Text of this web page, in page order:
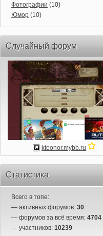
Фотографии (10)
Юмор (10)
Случайный форум
kteonor.mybb.ru
Статистика
Всего в топе:
— активных форумов: 30
— форумов за всё время: 4704
— участников: 10239